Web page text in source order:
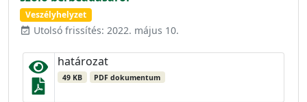
Veszélyhelyzet
event_available Utolsó frissítés: 2022. május 10.
határozat
49 KB PDF dokumentum